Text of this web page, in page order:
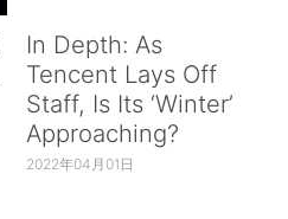
In Depth: As
Tencent Lays Off
Staff, Is Its ‘Winter’
Approaching?
2022年04月01日